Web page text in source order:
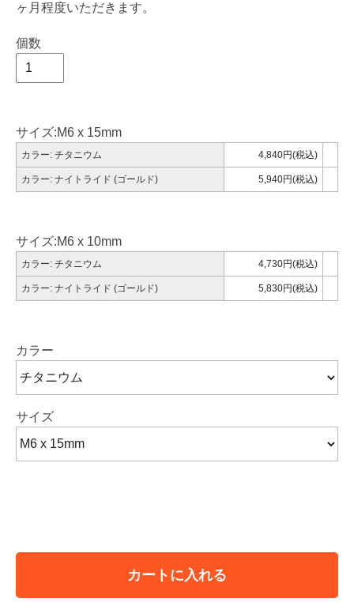
ヶ月程度いただきます。
個数
サイズ:M6 x 15mm
カラー: チタニウム 4,840円(税込)
カラー: ナイトライド (ゴールド) 5,940円(税込)
サイズ:M6 x 10mm
カラー: チタニウム 4,730円(税込)
カラー: ナイトライド (ゴールド) 5,830円(税込)
カラー
サイズ
カートに入れる